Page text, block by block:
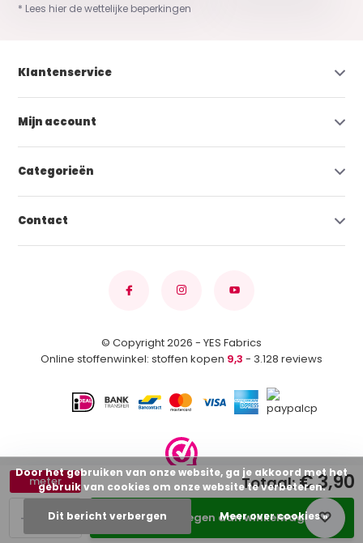
+
-
meter
Toevoegen aan winkelwagen
Totaal:€ 3,90
* Lees hier de wettelijke beperkingen
Klantenservice
Mijn account
Categorieën
Contact
© Copyright 2026 - YES Fabrics
Online stoffenwinkel: stoffen kopen 9,3 - 3.128 reviews
Door het gebruiken van onze website, ga je akkoord met het
gebruik van cookies om onze website te verbeteren.
Dit bericht verbergen Meer over cookies »